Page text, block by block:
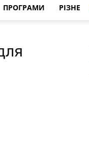
ПРОГРАМИ РІЗНЕ